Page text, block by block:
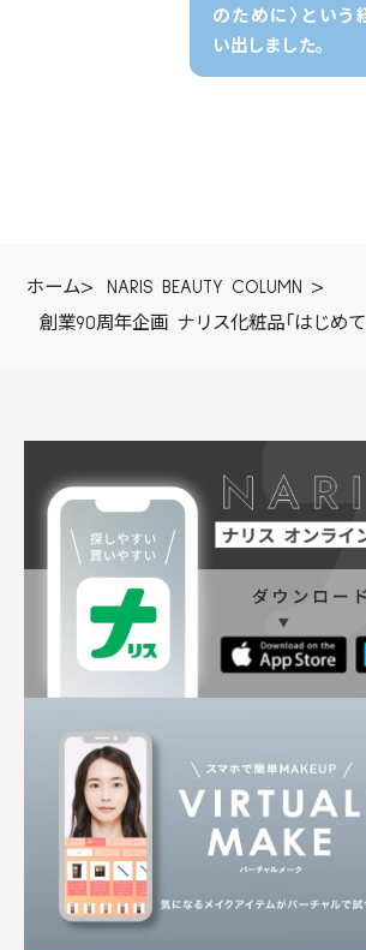
のために〉とい
い出しました。
ホーム> NARIS BEAUTY COLUMN
>
創業90周年企画 ナリス化粧品「はじめ